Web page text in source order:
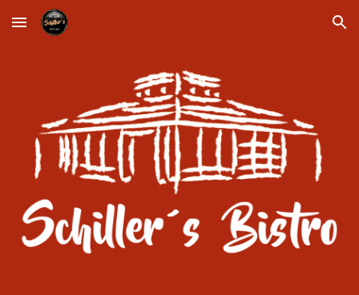
Skip to main content Skip to navigation